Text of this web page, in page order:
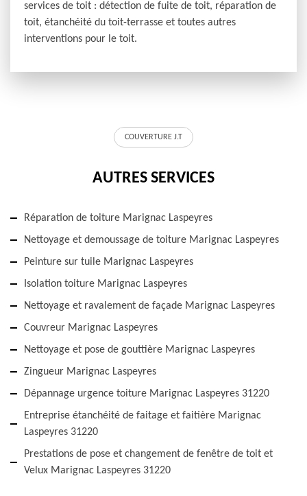
services de toit : détection de fuite de toit, réparation de
toit, étanchéité du toit-terrasse et toutes autres
interventions pour le toit.
COUVERTURE J.T
AUTRES SERVICES
Réparation de toiture Marignac Laspeyres
Nettoyage et demoussage de toiture Marignac Laspeyres
Peinture sur tuile Marignac Laspeyres
Isolation toiture Marignac Laspeyres
Nettoyage et ravalement de façade Marignac Laspeyres
Couvreur Marignac Laspeyres
Nettoyage et pose de gouttière Marignac Laspeyres
Zingueur Marignac Laspeyres
Dépannage urgence toiture Marignac Laspeyres 31220
Entreprise étanchéité de faitage et faitière Marignac
Laspeyres 31220
Prestations de pose et changement de fenêtre de toit et
Velux Marignac Laspeyres 31220